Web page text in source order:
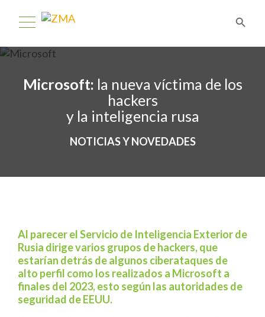
Microsoft: la nueva víctima de los
hackers
y la inteligencia rusa
NOTICIAS Y NOVEDADES
Al parecer el Servicio de Inteligencia Exterior de
Rusia dirige varios grupos de hackers, que
estarían detrás de algunos ciberataques de
alto perfil como los realizados a Microsoft a
finales del 2023, esto según las autoridades de
seguridad de EEUU.